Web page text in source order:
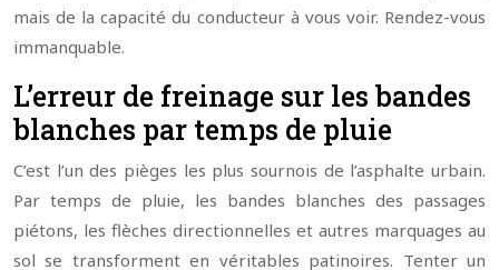
mais de la capacité du conducteur à vous voir. Rendez-vous
immanquable.
L’erreur de freinage sur les bandes
blanches par temps de pluie
C’est l’un des pièges les plus sournois de l’asphalte urbain.
Par temps de pluie, les bandes blanches des passages
piétons, les flèches directionnelles et autres marquages au
sol se transforment en véritables patinoires. Tenter un